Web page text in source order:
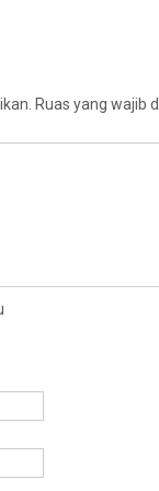
Ruas yang wajib